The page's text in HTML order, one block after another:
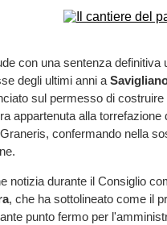
con una sentenza definitiva
degli ultimi anni a
sul permesso di
appartenuta alla
confermando nella
notizia durante il Consiglio
, che ha sottolineato come il
punto fermo per